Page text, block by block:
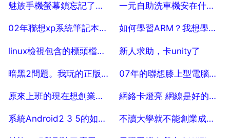
魅族手機螢幕鎖忘記了，刷機也要密碼咋辦！！！求求幫幫忙
2025-07-29
一元自助洗車機安在什麼地方合適沒人管
2025-07-29
02年聯想xp系統筆記本如何連線無線
2025-07-29
如何學習ARM？我想學ARM，可是不知道先從哪兒學？
2025-07-29
linux檢視包含的標頭檔案原始檔
2025-07-29
新人求助，卡unity了
2025-07-29
暗黑2問題。我玩的正版暗黑2 1 14c 請問能安裝大箱子補丁嗎
2025-07-29
07年的聯想膝上型電腦怎麼上無線
2025-07-29
原來上班的現在想創業，是合夥做，還是自己做呢
2025-07-29
網絡卡燈亮 網線是好的！連不上區域網！
2025-07-29
系統Android2 3 5的如何才能公升級高一些 不讀大學就不能創業成功嗎